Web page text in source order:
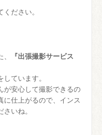
ださい。
『出張撮影サービス
ています。
が安心して撮影できるの
に仕上がるので、インス
いね。